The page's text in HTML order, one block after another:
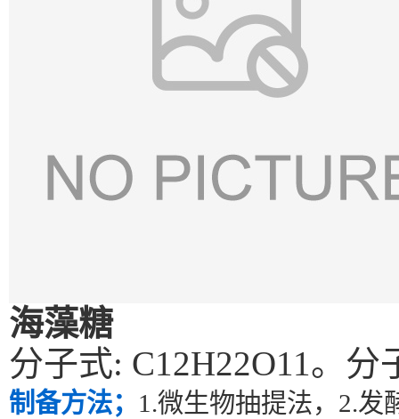
海藻糖
分子式: C12H22O11。分
制备方法； 1.微生物抽提法， 2.发